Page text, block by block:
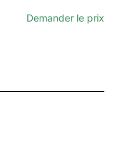
Demander le prix